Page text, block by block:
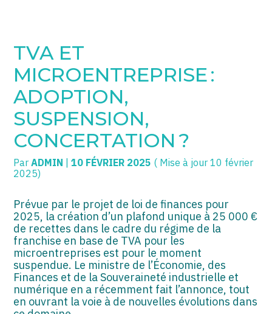
SOGECC – Noisy
SOGECC – République
SOGECC – Turbigo
COMMERÇANTS
GROUPE
SCI / LMNP
PROFESSIONS LIBÉRALES
HOLDING
EXPATRIÉ NON RÉSIDANT
IMPATRIÉ / EXPATRIÉ
ASSOCIATIONS
START-UP
Gérer votre quotidien
Piloter votre entreprise
Développer votre entreprise
Construire votre patrimoine
Être prêt pour la facturation
électronique
TVA ET
MICROENTREPRISE :
ADOPTION,
SUSPENSION,
CONCERTATION ?
ParADMIN |10 FÉVRIER 2025 ( Mise à jour 10 février
2025)
Prévue par le projet de loi de finances pour
2025, la création d’un plafond unique à 25 000 €
de recettes dans le cadre du régime de la
franchise en base de TVA pour les
microentreprises est pour le moment
suspendue. Le ministre de l’Économie, des
Finances et de la Souveraineté industrielle et
numérique en a récemment fait l’annonce, tout
en ouvrant la voie à de nouvelles évolutions dans